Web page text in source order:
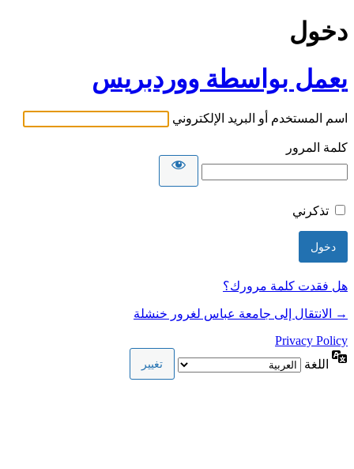
دخول
يعمل بواسطة ووردبريس
اسم المستخدم أو البريد الإلكتروني
كلمة المرور
تذكرني
هل فقدت كلمة مرورك؟
→ الانتقال إلى جامعة عباس لغرور خنشلة
Privacy Policy
اللغة